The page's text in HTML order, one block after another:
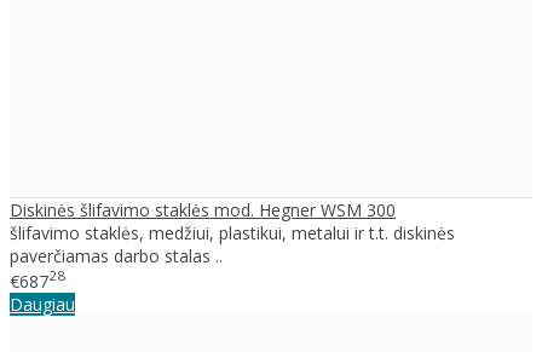
Diskinės šlifavimo staklės mod. Hegner WSM 300
šlifavimo staklės, medžiui, plastikui, metalui ir t.t. diskinės
paverčiamas darbo stalas ..
€68728
Daugiau